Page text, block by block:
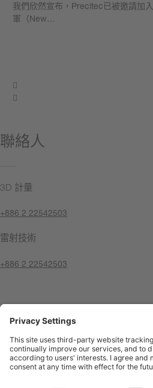
我們欣然宣布，Precitec已被邀請加
軍（New…
聯絡人
3D 計量
+886 2 22542503
雷射技術
+886 2 22542503